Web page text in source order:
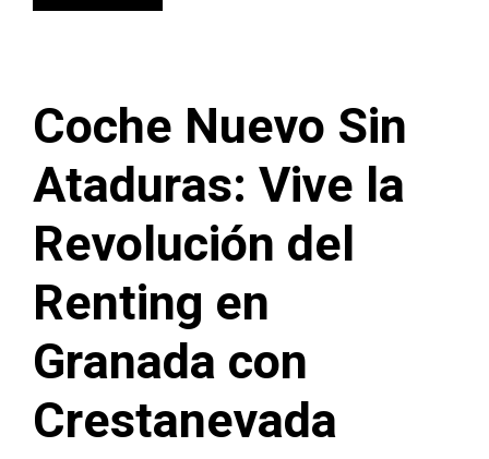
Coche Nuevo Sin
Ataduras: Vive la
Revolución del
Renting en
Granada con
Crestanevada